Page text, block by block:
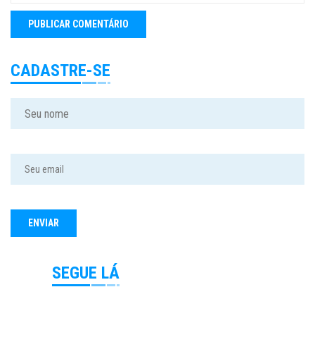
CADASTRE-SE
SEGUE LÁ